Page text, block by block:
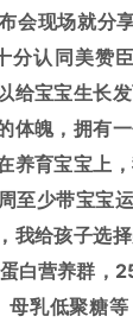
会现场就分
分认同美赞
给宝宝生长
体魄，拥有
养育宝宝上
至少带宝宝
我给孩子选
白营养群，
母乳低聚糖